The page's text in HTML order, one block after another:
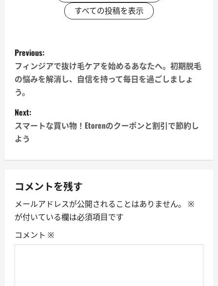
すべての投稿を表示
P
o
s
t
n
i
g
a
t
Previous:
フィンジアで抜け毛ケアを始めるあなたへ。初期脱毛
の悩みを解消し、自信を持って毎日を過ごしましょ
う。
Next:
スマートな買い物！Etorenのクーポンと割引で節約し
よう
コメントを残す
メールアドレスが公開されることはありません。
※
が付いている欄は必須項目です
コメント ※